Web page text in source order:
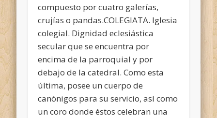
compuesto por cuatro galerías,
crujías o pandas.COLEGIATA. Iglesia
colegial. Dignidad eclesiástica
secular que se encuentra por
encima de la parroquial y por
debajo de la catedral. Como esta
última, posee un cuerpo de
canónigos para su servicio, así como
un coro donde éstos celebran una